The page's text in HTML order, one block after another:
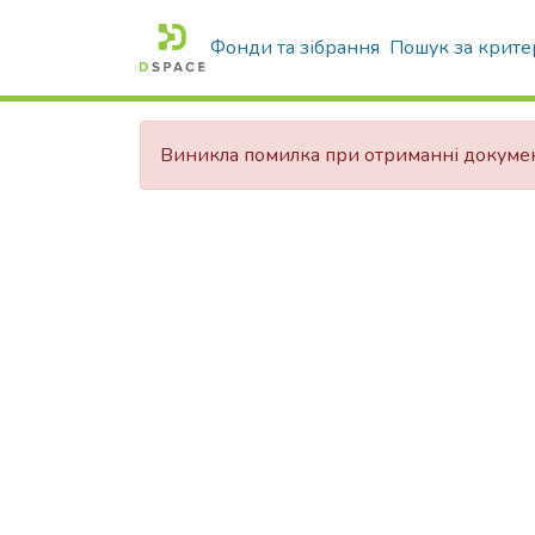
Фонди та зібрання Пошук за
Виникла помилка при отриманні